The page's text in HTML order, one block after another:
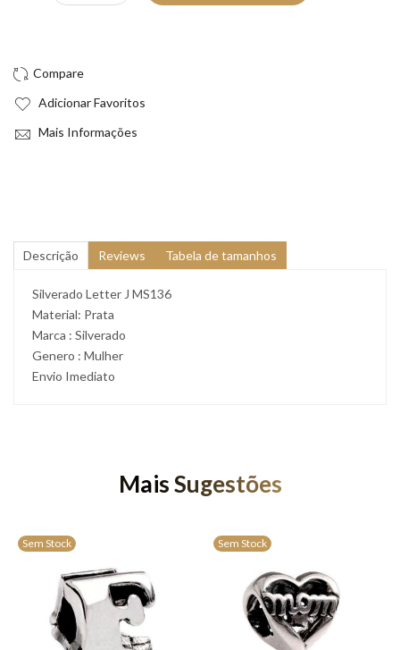
Adicionar Favoritos
Mais Informações
Descrição Reviews Tabela de tamanhos
Silverado Letter J MS136
Material: Prata
Marca : Silverado
Genero : Mulher
Envio Imediato
Mais Sugestões
Sem Stock Sem Stock